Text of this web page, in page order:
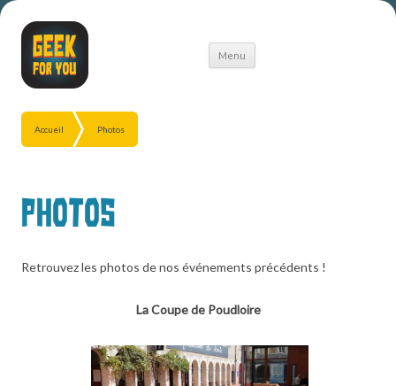
Menu
Aller
Accueil Photos
Photos
Retrouvez les photos de nos événements précédents !
La Coupe de Poudloire